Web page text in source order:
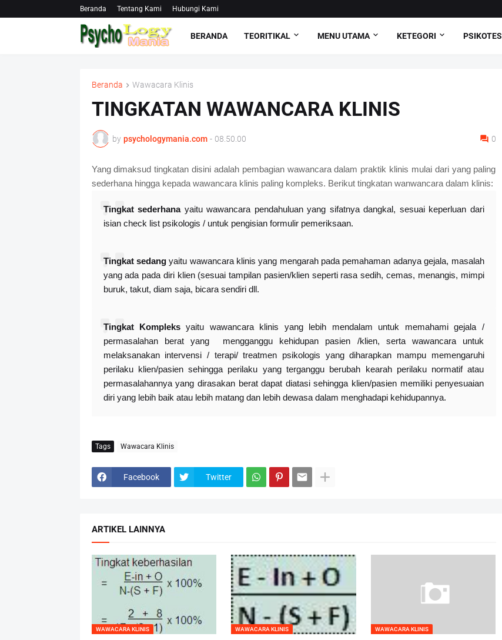
Beranda Tentang Kami Hubungi Kami
BERANDA TEORITIKAL MENU UTAMA KETEGORI PSIKOTES
Beranda Wawacara Klinis
TINGKATAN WAWANCARA KLINIS
by psychologymania.com - 08.50.00 0
Yang dimaksud tingkatan disini adalah pembagian wawancara dalam praktik klinis mulai dari yang paling
sederhana hingga kepada wawancara klinis paling kompleks. Berikut tingkatan wanwancara dalam klinis:
Tingkat sederhanayaitu wawancara pendahuluan yang sifatnya dangkal, sesuai keperluan dari
isian check list psikologis / untuk pengisian formulir pemeriksaan.
Tingkat sedangyaitu wawancara klinis yang mengarah pada pemahaman adanya gejala, masalah
yang ada pada diri klien (sesuai tampilan pasien/klien seperti rasa sedih, cemas, menangis, mimpi
buruk, takut, diam saja, bicara sendiri dll.
Tingkat Kompleksyaitu wawancara klinis yang lebih mendalam untuk memahami gejala /
permasalahan berat yang mengganggu kehidupan pasien /klien, serta wawancara untuk
melaksanakan intervensi / terapi/ treatmen psikologis yang diharapkan mampu memengaruhi
perilaku klien/pasien sehingga perilaku yang terganggu berubah kearah perilaku normatif atau
permasalahannya yang dirasakan berat dapat diatasi sehingga klien/pasien memiliki penyesuaian
diri yang lebih baik atau lebih matang dan lebih dewasa dalam menghadapi kehidupannya.
Tags Wawacara Klinis
Facebook Twitter
ARTIKEL LAINNYA
WAWACARA KLINIS WAWACARA KLINIS WAWACARA KLINIS